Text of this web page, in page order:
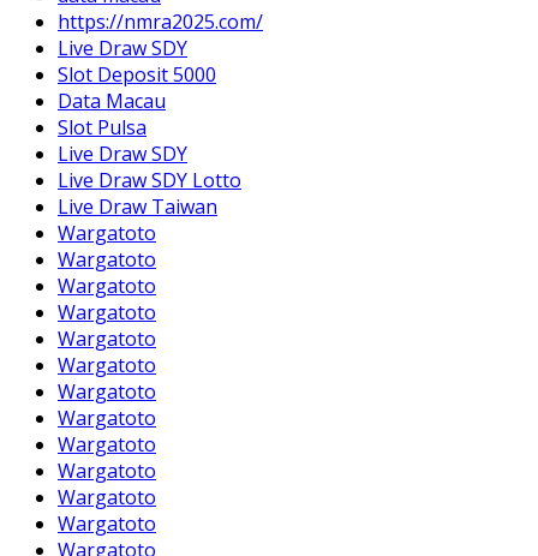
https://nmra2025.com/
Live Draw SDY
Slot Deposit 5000
Data Macau
Slot Pulsa
Live Draw SDY
Live Draw SDY Lotto
Live Draw Taiwan
Wargatoto
Wargatoto
Wargatoto
Wargatoto
Wargatoto
Wargatoto
Wargatoto
Wargatoto
Wargatoto
Wargatoto
Wargatoto
Wargatoto
Wargatoto